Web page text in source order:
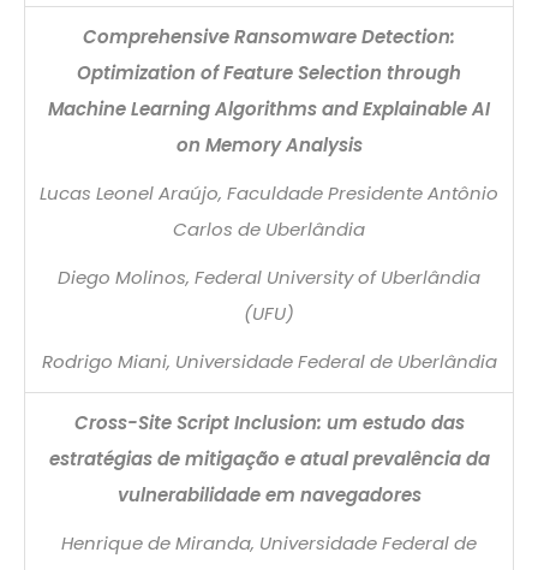
Comprehensive Ransomware Detection:
Optimization of Feature Selection through
Machine Learning Algorithms and Explainable AI
on Memory Analysis
Lucas Leonel Araújo, Faculdade Presidente Antônio
Carlos de Uberlândia
Diego Molinos, Federal University of Uberlândia
(UFU)
Rodrigo Miani, Universidade Federal de Uberlândia
Cross-Site Script Inclusion: um estudo das
estratégias de mitigação e atual prevalência da
vulnerabilidade em navegadores
Henrique de Miranda, Universidade Federal de